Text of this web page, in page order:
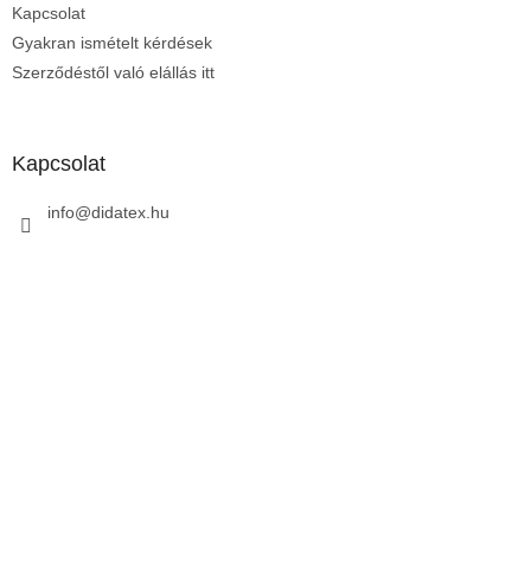
Kapcsolat
Gyakran ismételt kérdések
Szerződéstől való elállás itt
Kapcsolat
info@didatex.hu